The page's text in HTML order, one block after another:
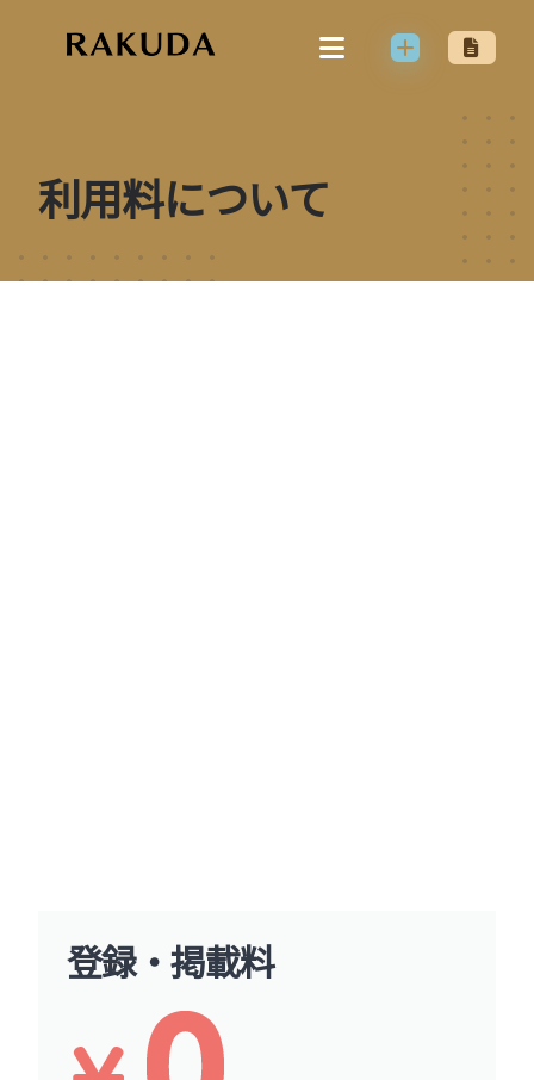
利用料について
登録・掲載料